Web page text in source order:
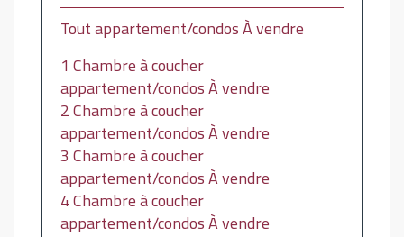
Tout appartement/condos À vendre
1 Chambre à coucher
appartement/condos À vendre
2 Chambre à coucher
appartement/condos À vendre
3 Chambre à coucher
appartement/condos À vendre
4 Chambre à coucher
appartement/condos À vendre